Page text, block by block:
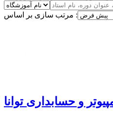
مرتب سازی بر اساس :
و حسابداری توانا